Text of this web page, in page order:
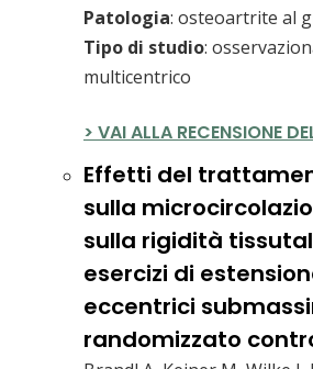
Patologia: osteoartrite al
Tipo di studio:
multicentrico
> VAI ALLA RECENSIONE
Effetti del
sulla
sulla rigidità
esercizi di
eccentrici
randomizzato